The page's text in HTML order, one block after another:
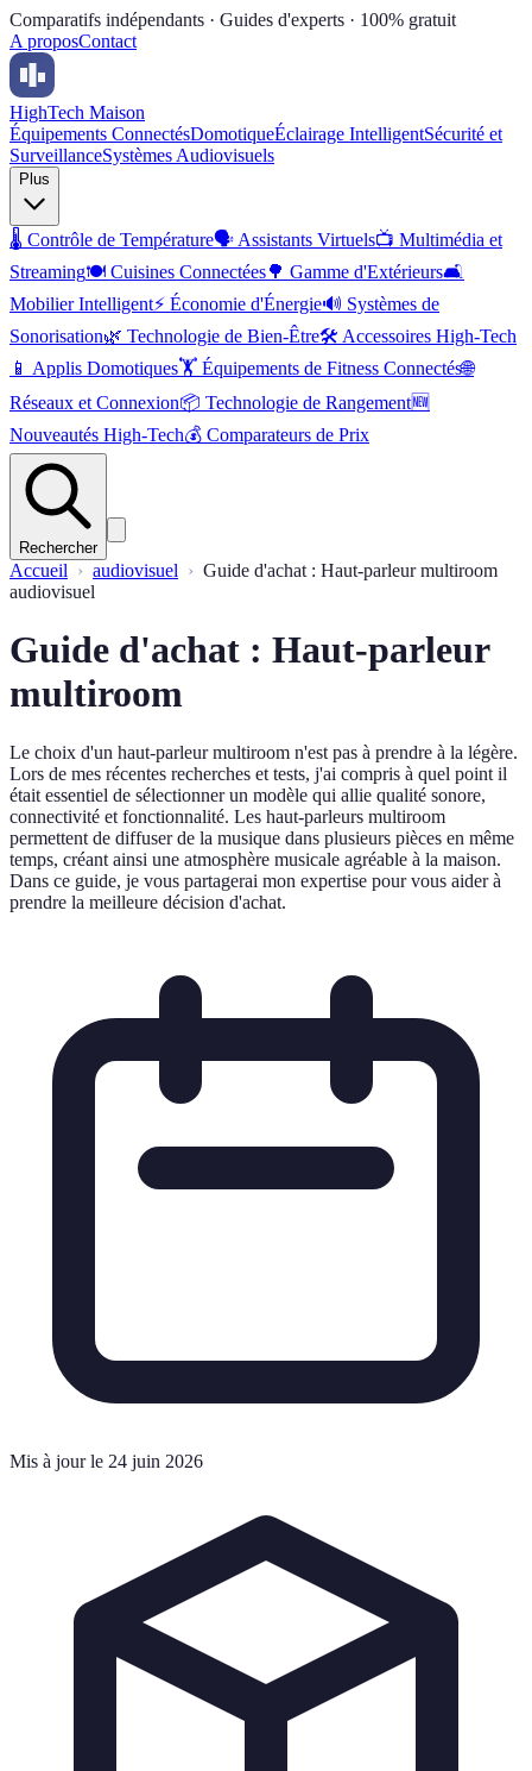
Comparatifs indépendants · Guides d'experts · 100% gratuit
A proposContact
HighTech Maison
Équipements ConnectésDomotiqueÉclairage IntelligentSécurité et
SurveillanceSystèmes Audiovisuels
Plus
🌡️ Contrôle de Température🗣️ Assistants Virtuels📺 Multimédia et
Streaming🍽️ Cuisines Connectées🌳 Gamme d'Extérieurs🛋️
Mobilier Intelligent⚡ Économie d'Énergie🔊 Systèmes de
Sonorisation🌿 Technologie de Bien-Être🛠️ Accessoires High-Tech
📱 Applis Domotiques🏋️ Équipements de Fitness Connectés🌐
Réseaux et Connexion📦 Technologie de Rangement🆕
Nouveautés High-Tech💰 Comparateurs de Prix
Rechercher
Accueil audiovisuel
Guide d'achat : Haut-parleur multiroom
audiovisuel
Guide d'achat : Haut-parleur
multiroom
Le choix d'un haut-parleur multiroom n'est pas à prendre à la légère.
Lors de mes récentes recherches et tests, j'ai compris à quel point il
était essentiel de sélectionner un modèle qui allie qualité sonore,
connectivité et fonctionnalité. Les haut-parleurs multiroom
permettent de diffuser de la musique dans plusieurs pièces en même
temps, créant ainsi une atmosphère musicale agréable à la maison.
Dans ce guide, je vous partagerai mon expertise pour vous aider à
prendre la meilleure décision d'achat.
Mis à jour le 24 juin 2026